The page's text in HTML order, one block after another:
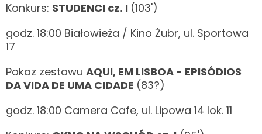
Konkurs: STUDENCI cz. I (103')
godz. 18:00 Białowieża / Kino Żubr, ul. Sportowa
17
Pokaz zestawu AQUI, EM LISBOA - EPISÓDIOS
DA VIDA DE UMA CIDADE (83?)
godz. 18:00 Camera Cafe, ul. Lipowa 14 lok. 11